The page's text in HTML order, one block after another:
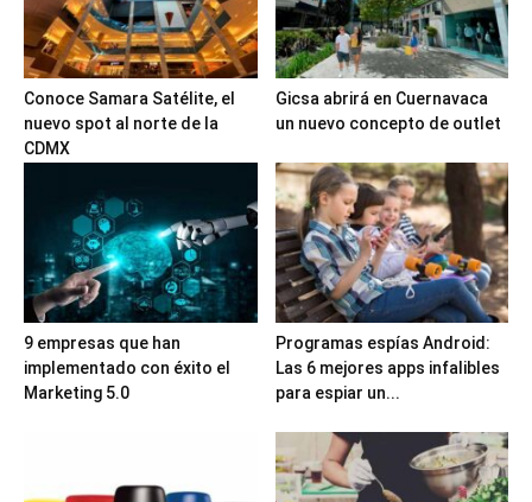
Conoce Samara Satélite, el
nuevo spot al norte de la
CDMX
Gicsa abrirá en Cuernavaca
un nuevo concepto de outlet
9 empresas que han
implementado con éxito el
Marketing 5.0
Programas espías Android:
Las 6 mejores apps infalibles
para espiar un...